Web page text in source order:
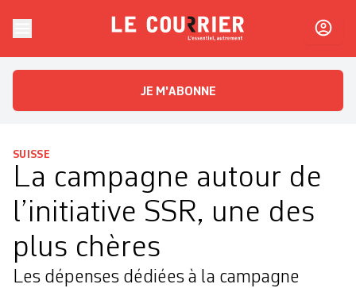
Le CourrierL'essentiel, autrement
JE M'ABONNE
SUISSE
La campagne autour de
l’initiative SSR, une des
plus chères
Les dépenses dédiées à la campagne